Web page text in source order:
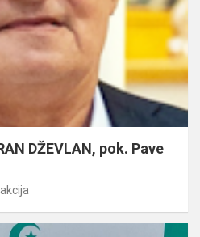
DŽEVLAN, pok. Pave